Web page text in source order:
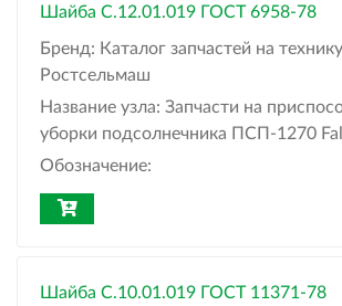
Шайба С.12.01.019 ГОСТ 6958-78
Бренд: Каталог запчастей на технику
Ростсельмаш
Название узла: Запчасти на
уборки подсолнечника ПСП-1270
Обозначение:
Шайба С.10.01.019 ГОСТ 11371-78